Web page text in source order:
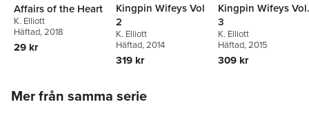
Affairs of the Heart
K. Elliott
Häftad, 2018
29 kr
Kingpin Wifeys Vol
2
K. Elliott
Häftad, 2014
319 kr
Kingpin Wifeys Vol.
3
K. Elliott
Häftad, 2015
309 kr
Mer från samma serie